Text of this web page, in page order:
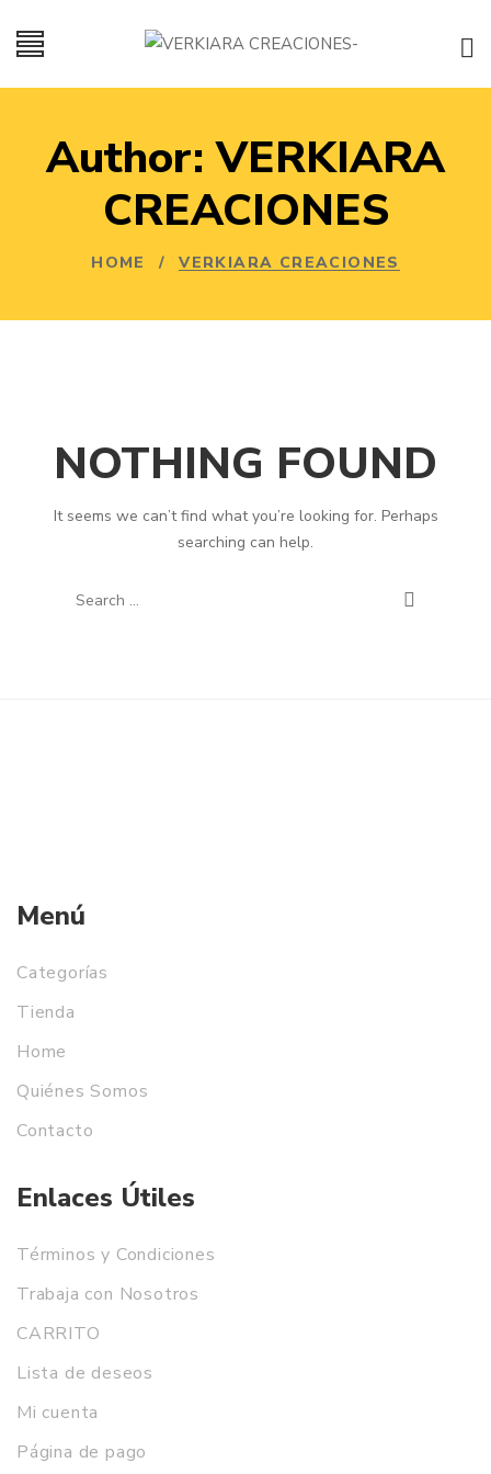
Author: VERKIARA
CREACIONES
HOME / VERKIARA CREACIONES
NOTHING FOUND
It seems we can’t find what you’re looking for. Perhaps
searching can help.
Menú
Categorías
Tienda
Home
Quiénes Somos
Contacto
Enlaces Útiles
Términos y Condiciones
Trabaja con Nosotros
CARRITO
Lista de deseos
Mi cuenta
Página de pago